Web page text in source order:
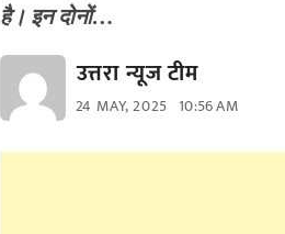
है। इन दोनों…
उत्तरा न्यूज टीम
24 MAY, 2025 10:56 AM